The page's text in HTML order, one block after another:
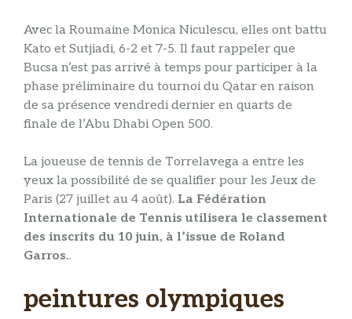
Avec la Roumaine Monica Niculescu, elles ont battu
Kato et Sutjiadi, 6-2 et 7-5. Il faut rappeler que
Bucsa n’est pas arrivé à temps pour participer à la
phase préliminaire du tournoi du Qatar en raison
de sa présence vendredi dernier en quarts de
finale de l’Abu Dhabi Open 500.
La joueuse de tennis de Torrelavega a entre les
yeux la possibilité de se qualifier pour les Jeux de
Paris (27 juillet au 4 août). La Fédération
Internationale de Tennis utilisera le classement
des inscrits du 10 juin, à l’issue de Roland
Garros..
peintures olympiques